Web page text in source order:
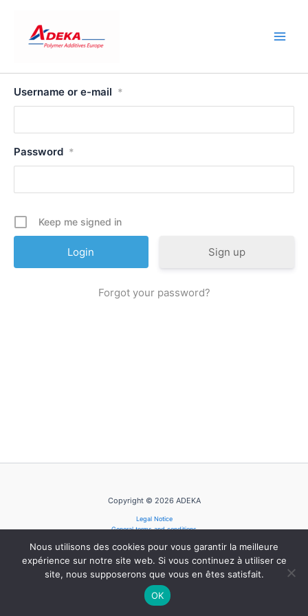
content
Username or e-mail *
Password *
Keep me signed in
Sign up
Forgot your password?
Copyright © 2026 ADEKA
Legal Notice
General terms and conditions
Cookie Policy
Nous utilisons des cookies pour vous garantir la meilleure
expérience sur notre site web. Si vous continuez à utiliser ce
site, nous supposerons que vous en êtes satisfait.
OK